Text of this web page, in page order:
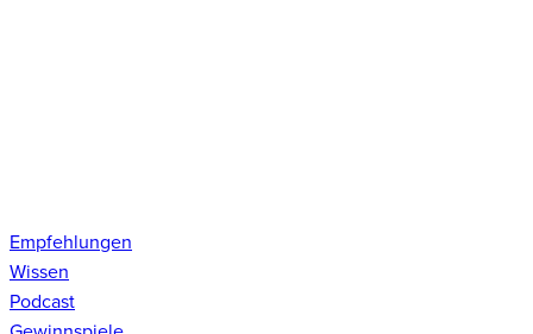
Empfehlungen
Wissen
Podcast